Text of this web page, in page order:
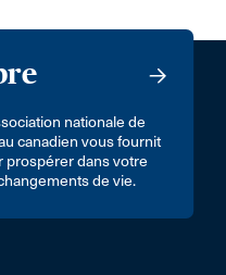
nationale de
canadien vous fournit
prospérer dans votre
de vie.